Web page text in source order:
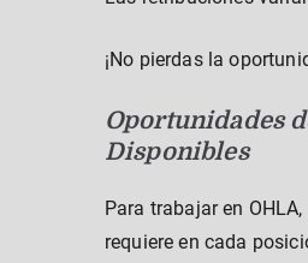
¡No pierdas la
Oportunidades
Disponibles
Para trabajar en
requiere en cada